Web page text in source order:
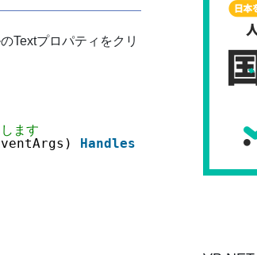
Textプロパティをクリ
ます
Handles
Button1.Click